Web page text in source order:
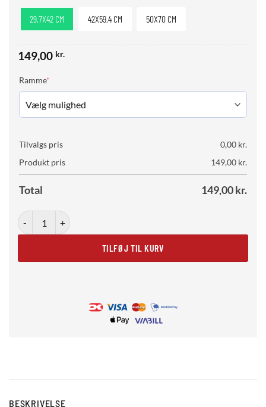
29,7X42 CM 42X59,4 CM 50X70 CM
149,00 kr.
Ramme*
Tilvalgs pris 0,00 kr.
Produkt pris
149,00 kr.
Total 149,00kr.
Basked Sun antal
TILFØJ TIL KURV
BESKRIVELSE